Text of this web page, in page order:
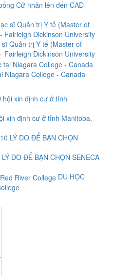
Cử nhân lên đến CAD
Quản trị Y tế (Master of
Fairleigh Dickinson University
Niagara College - Canada
xin định cư ở tỉnh Manitoba,
DO ĐỂ BẠN CHỌN SENECA
DU HỌC